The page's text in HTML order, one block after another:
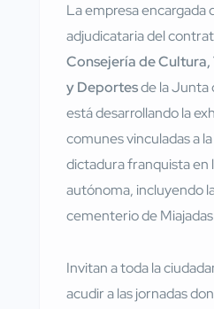
La empresa encargada
adjudicataria del
Consejería de
y Deportesde la Junta
está desarrollando la
comunes vinculadas a
dictadura franquista en
autónoma, incluyendo
cementerio de
Invitan a toda la
acudir a las jornadas